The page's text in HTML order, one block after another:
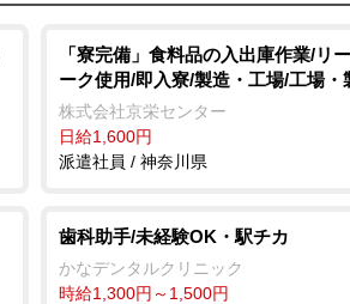
「寮完備」食料品の入出庫作業/リ
ーク使用/即入寮/製造・工場/工場・
株式会社京栄センター
日給1,600円
派遣社員 / 神奈川県
歯科助手/未経験OK・駅チカ
かなデンタルクリニック
時給1,300円～1,500円